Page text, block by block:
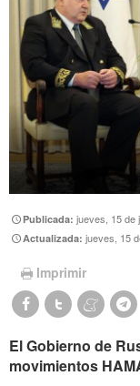
Publicada:jueves, 15 de
Actualizada:jueves, 15
Imprimir
El Gobierno de
movimientos